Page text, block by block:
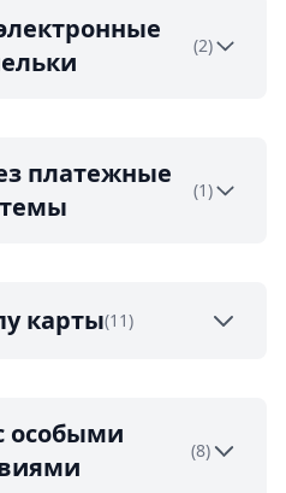
(2)
платежные
(1)
карты(11)
особыми
(8)